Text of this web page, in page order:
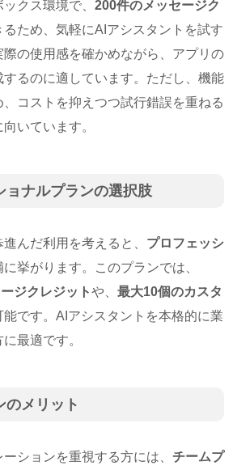
クス環境で、 200件のメッセージク
るため、気軽にAIアシスタントを試す
際の使用感を確かめながら、アプリの
るのに適しています。ただし、機能
コストを抑えつつ試行錯誤を重ねる
いています。
ョナルプランの選択肢
んだ利用を考えると、 プロフェッシ
に挙がります。このプランでは、
ジクレジットや、 最大10個のカスタ
能です。AIアシスタントを本格的に業
最適です。
のメリット
ションを重視する方には、 チームプ